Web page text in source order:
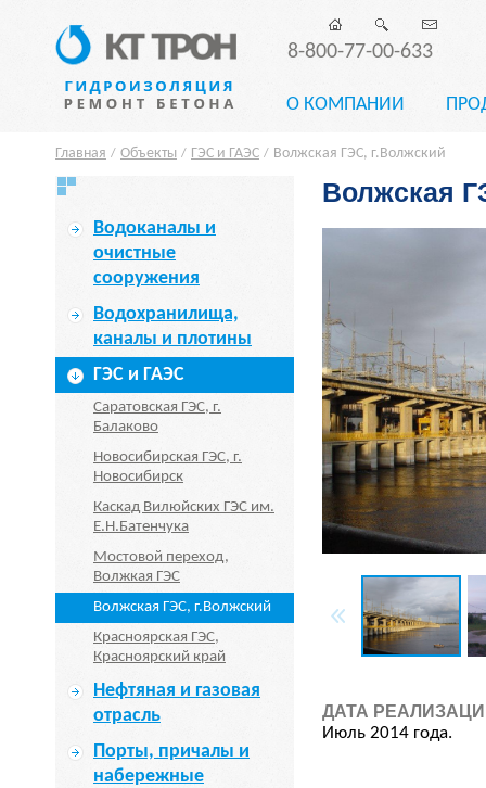
8-800-77-00-633
О КОМПАНИИ
Главная / Объекты / ГЭС и ГАЭС / Волжская ГЭС, г.Волжский
Водоканалы и
очистные
сооружения
Водохранилища,
каналы и плотины
ГЭС и ГАЭС
Саратовская ГЭС, г.
Балаково
Новосибирская ГЭС, г.
Новосибирск
Каскад Вилюйских ГЭС им.
Е.Н.Батенчука
Мостовой переход,
Волжкая ГЭС
Волжская ГЭС, г.Волжский
Красноярская ГЭС,
Красноярский край
Нефтяная и газовая
отрасль
Порты, причалы и
набережные
Волжская
ДАТА
Июль 2014 года.